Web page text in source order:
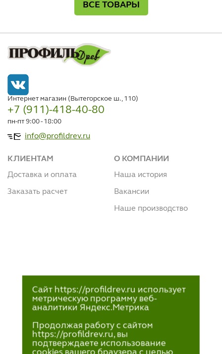
ВСЕ ТОВАРЫ
Интернет магазин (Вытегорское ш., 110)
+7 (911)-418-40-80
пн-пт 9:00 - 18:00
info@profildrev.ru
КЛИЕНТАМ
Доставка и оплата
Заказать расчет
О КОМПАНИИ
Наша история
Вакансии
Наше производство
Сайт https://profildrev.ru использует
метрическую программу веб-
аналитики Яндекс.Метрика
Продолжая работу с сайтом
https://profildrev.ru, вы
подтверждаете использование